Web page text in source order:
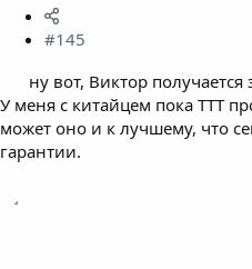
#145
ну вот, Виктор
У меня с китайцем пока ТТТ
может оно и к лучшему, что
гарантии.